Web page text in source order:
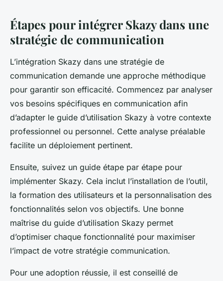
Étapes pour intégrer Skazy dans une
stratégie de communication
L’intégration Skazy dans une stratégie de
communication demande une approche méthodique
pour garantir son efficacité. Commencez par analyser
vos besoins spécifiques en communication afin
d’adapter le guide d’utilisation Skazy à votre contexte
professionnel ou personnel. Cette analyse préalable
facilite un déploiement pertinent.
Ensuite, suivez un guide étape par étape pour
implémenter Skazy. Cela inclut l’installation de l’outil,
la formation des utilisateurs et la personnalisation des
fonctionnalités selon vos objectifs. Une bonne
maîtrise du guide d’utilisation Skazy permet
d’optimiser chaque fonctionnalité pour maximiser
l’impact de votre stratégie communication.
Pour une adoption réussie, il est conseillé de